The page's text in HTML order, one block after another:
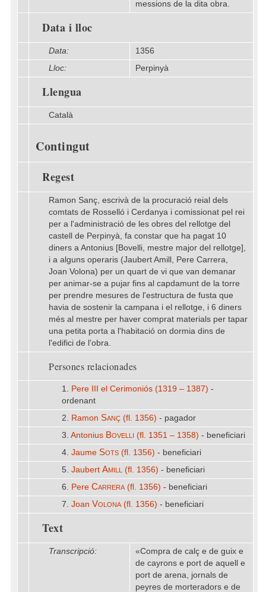
messions de la dita obra.
Data i lloc
Data:
1356
Lloc:
Perpinyà
Llengua
Català
Contingut
Regest
Ramon Sanç, escrivà de la procuració reial dels
comtats de Rosselló i Cerdanya i comissionat pel rei
per a l'administració de les obres del rellotge del
castell de Perpinyà, fa constar que ha pagat 10
diners a Antonius [Bovelli, mestre major del rellotge],
i a alguns operaris (Jaubert Amill, Pere Carrera,
Joan Volona) per un quart de vi que van demanar
per animar-se a pujar fins al capdamunt de la torre
per prendre mesures de l'estructura de fusta que
havia de sostenir la campana i el rellotge, i 6 diners
més al mestre per haver comprat materials per tapar
una petita porta a l'habitació on dormia dins de
l'edifici de l'obra.
Persones relacionades
1. Pere III el Cerimoniós (1319 – 1387) -
ordenant
2. Ramon Sanç (fl. 1356) - pagador
3. Antonius Bovelli (fl. 1351 – 1358) - beneficiari
4. Jaume Sots (fl. 1356) - beneficiari
5. Jaubert Amill (fl. 1356) - beneficiari
6. Pere Carrera(fl. 1356) - beneficiari
7. Joan Volona(fl. 1356) - beneficiari
Text
Transcripció:
«Compra de calç e de guix e
de cayrons e port de aquell e
port de arena, jornals de
peyres de morteradors e de